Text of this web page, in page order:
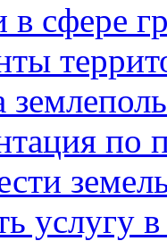
сфере
по
услугу в